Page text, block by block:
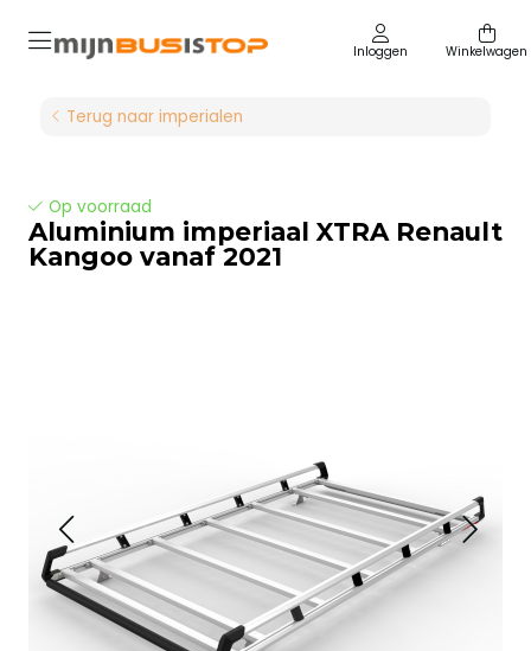
Inloggen Winkelwagen
Terug naar imperialen
Op voorraad
Aluminium imperiaal XTRA Renault
Kangoo vanaf 2021